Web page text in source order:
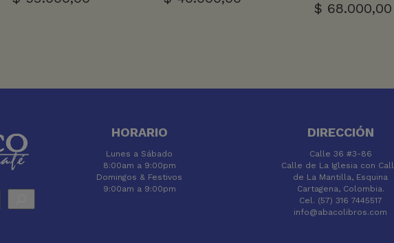
$ 68.000,00
HORARIO
Lunes a Sábado
8:00am a 9:00pm
Domingos & Festivos
9:00am a 9:00pm
DIRECCIÓN
Calle 36 #3-86
Calle de La Iglesia con
de La Mantilla, Esquina
Cartagena, Colombia.
Cel. (57) 316 7445517
info@abacolibros.com